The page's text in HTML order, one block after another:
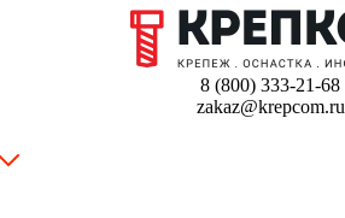
8 (800) 333-21-68
zakaz@krepcom.ru